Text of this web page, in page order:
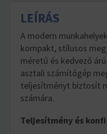
LEÍRÁS
A modern
kompakt, stílusos
méretű és kedvező
asztali számítógép
teljesítményt biztosít
számára.
Teljesítmény és